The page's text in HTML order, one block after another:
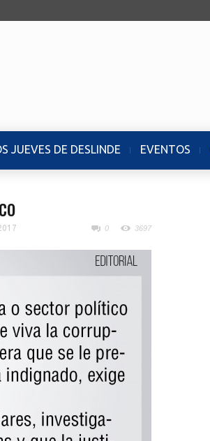
JUEVES DE DESLINDE EVENTOS
0 3697